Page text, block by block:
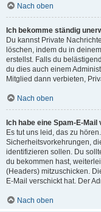
Nach oben
Ich bekomme ständig
Du kannst Private
löschen, indem du in
erstellst. Falls du
du dies auch einem
Mitglied dann verbieten,
Nach oben
Ich habe eine Spam-E-
Es tut uns leid, das zu
Sicherheitsvorkehrungen,
identifizieren sollen. Du
du bekommen hast,
(Headers) mitzuschicken.
E-Mail verschickt hat. Der
Nach oben